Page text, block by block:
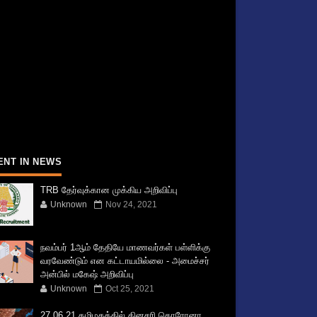
IN NEWS
TRB தேர்வுக்கான முக்கிய அறிவிப்பு
Unknown Nov 24, 2021
நவம்பர் 1ஆம் தேதியே மாணவர்கள் பள்ளிக்கு
வரவேண்டும் என கட்டாயமில்லை - அமைச்சர்
அன்பில் மகேஷ் அறிவிப்பு
Unknown Oct 25, 2021